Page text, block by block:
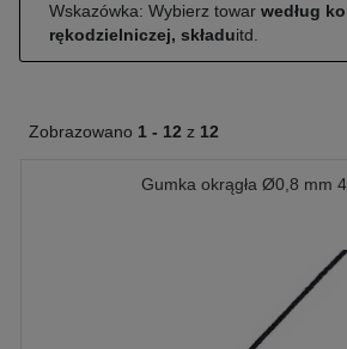
Wskazówka: Wybierz towar według
rękodzielniczej, składuitd.
Zobrazowano 1 - 12 z 12
Gumka okrągła Ø0,8 mm